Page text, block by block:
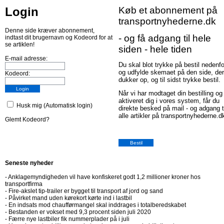
Login
Denne side kræver abonnement,
indtast dit brugernavn og Kodeord for at
se artiklen!
E-mail adresse:
Kodeord:
Husk mig (Automatisk login)
Glemt Kodeord?
Køb et abonnement på
transportnyhederne.dk
- og få adgang til hele
siden - hele tiden
Du skal blot trykke på bestil
og udfylde skemaet på den side, der
dukker op, og til sidst trykke bestil.
Når vi har modtaget din bestilling og
aktiveret dig i vores system, får du
direkte besked på mail - og adgang
alle artikler på
Seneste nyheder
-Anklagemyndigheden vil have konfiskeret godt 1,2 millioner kroner hos
transportfirma
- Fire-akslet tip-trailer er bygget til transport af jord og sand
- Påvirket mand uden kørekort kørte ind i lastbil
- En indsats mod chaufførmangel skal inddrages i totalberedskabet
- Bestanden er vokset med 9,3 procent siden juli 2020
- Færre nye lastbiler fik nummerplader på i juli